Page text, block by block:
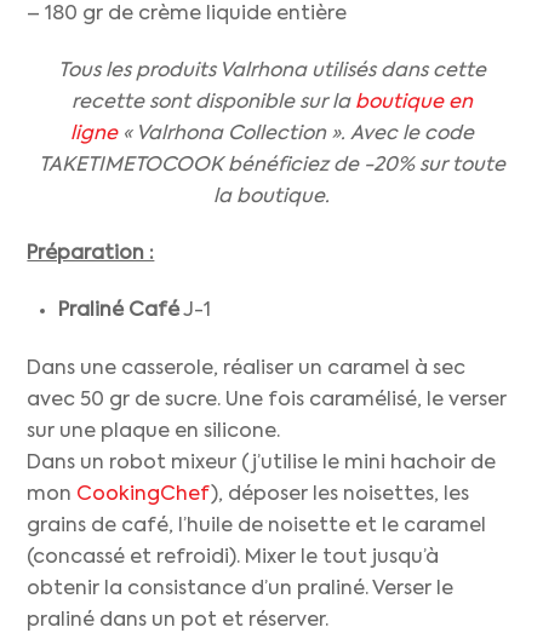
– 180 gr de crème liquide entière
Tous les produits Valrhona utilisés dans cette
recette sont disponible sur la boutique en
ligne« Valrhona Collection ». Avec le code
TAKETIMETOCOOK bénéficiez de -20% sur toute
la boutique.
Préparation :
Praliné CaféJ-1
Dans une casserole, réaliser un caramel à sec
avec 50 gr de sucre. Une fois caramélisé, le verser
sur une plaque en silicone.
Dans un robot mixeur (j’utilise le mini hachoir de
mon CookingChef ), déposer les noisettes, les
grains de café, l’huile de noisette et le caramel
(concassé et refroidi). Mixer le tout jusqu’à
obtenir la consistance d’un praliné. Verser le
praliné dans un pot et réserver.